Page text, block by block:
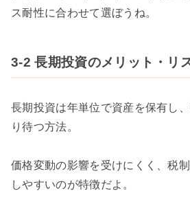
ス耐性に合わせて選ぼうね。
3-2 長期投資のメリット・リ
長期投資は年単位で資産を保有し
り待つ方法。
価格変動の影響を受けにくく、税
しやすいのが特徴だよ。